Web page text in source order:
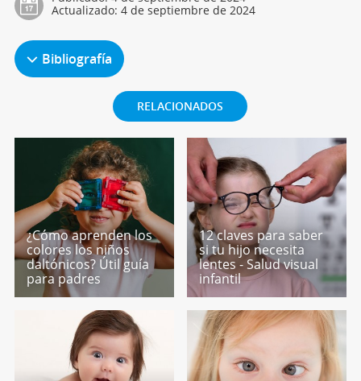
Actualizado: 4 de septiembre de 2024
Bibliografía
RELACIONADOS
¿Cómo aprenden los
colores los niños
daltónicos? Útil guía
para padres
12 claves para saber
si tu hijo necesita
lentes - Salud visual
infantil